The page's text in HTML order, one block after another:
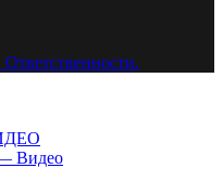
Видео